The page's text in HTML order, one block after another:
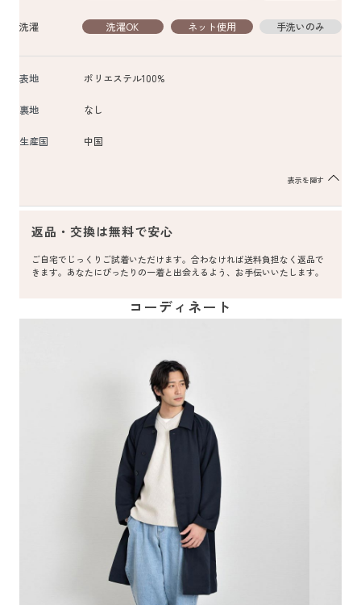
洗濯 洗濯OK ネット使用 手洗いのみ
表地 ポリエステル100%
裏地 なし
生産国 中国
表示を隠す
返品・交換は無料で安心
ご自宅でじっくりご試着いただけます。合わなければ送料負担なく返品で
きます。あなたにぴったりの一着と出会えるよう、お手伝いいたします。
コーディネート